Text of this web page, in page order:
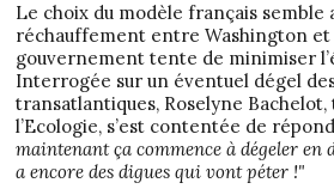
Le choix du modèle français semble
réchauffement entre Washington et
gouvernement tente de minimiser
Interrogée sur un éventuel dégel
transatlantiques, Roselyne
l’Ecologie, s’est contentée de
maintenant ça commence à dégeler en
a encore des digues qui vont péter !"